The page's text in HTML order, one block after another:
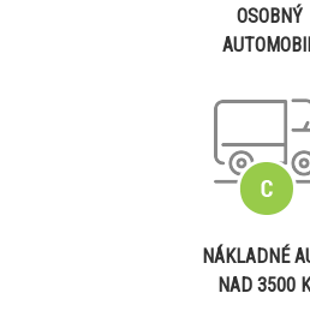
OSOBNÝ
NÁKLADNÉ
NAD 3500